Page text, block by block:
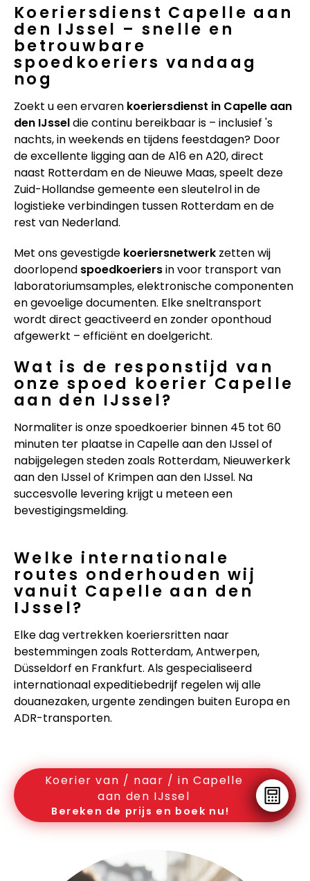
Koeriersdienst Capelle aan
den IJssel – snelle en
betrouwbare
spoedkoeriers vandaag
nog
Zoekt u een ervaren koeriersdienst in Capelle aan
den IJsseldie continu bereikbaar is – inclusief 's
nachts, in weekends en tijdens feestdagen? Door
de excellente ligging aan de A16 en A20, direct
naast Rotterdam en de Nieuwe Maas, speelt deze
Zuid-Hollandse gemeente een sleutelrol in de
logistieke verbindingen tussen Rotterdam en de
rest van Nederland.
Met ons gevestigde koeriersnetwerk zetten wij
doorlopend spoedkoeriersin voor transport van
laboratoriumsamples, elektronische componenten
en gevoelige documenten. Elke sneltransport
wordt direct geactiveerd en zonder oponthoud
afgewerkt – efficiënt en doelgericht.
Wat is de responstijd van
onze spoed koerier Capelle
aan den IJssel?
Normaliter is onze spoedkoerier binnen 45 tot 60
minuten ter plaatse in Capelle aan den IJssel of
nabijgelegen steden zoals Rotterdam, Nieuwerkerk
aan den IJssel of Krimpen aan den IJssel. Na
succesvolle levering krijgt u meteen een
bevestigingsmelding.
Welke internationale
routes onderhouden wij
vanuit Capelle aan den
IJssel?
Elke dag vertrekken koeriersritten naar
bestemmingen zoals Rotterdam, Antwerpen,
Düsseldorf en Frankfurt. Als gespecialiseerd
internationaal expeditiebedrijf regelen wij alle
douanezaken, urgente zendingen buiten Europa en
ADR-transporten.
Koerier van / naar / in Capelle
aan den IJssel
Bereken de prijs en boek nu!